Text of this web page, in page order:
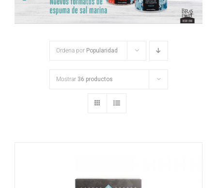
Ordena por Popularidad
Mostrar 36 productos